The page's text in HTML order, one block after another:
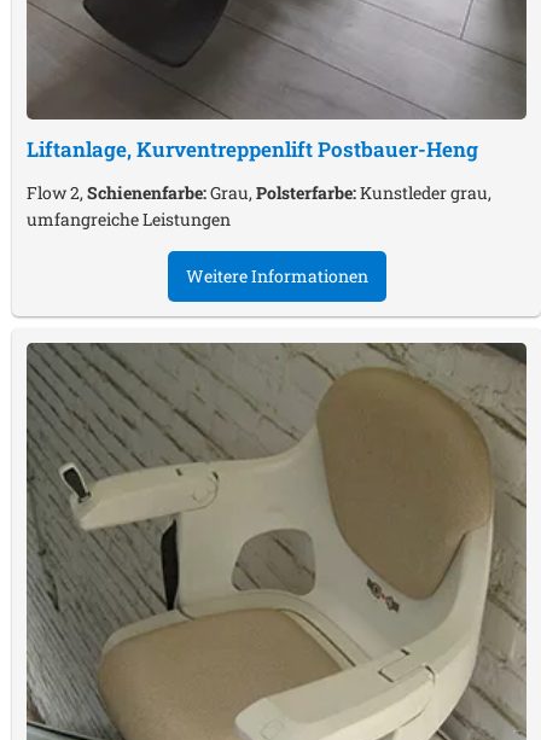
Liftanlage, KurventreppenliftPostbauer-Heng
Flow 2,Schienenfarbe:Grau,Polsterfarbe:Kunstleder grau,
umfangreiche Leistungen
Weitere Informationen